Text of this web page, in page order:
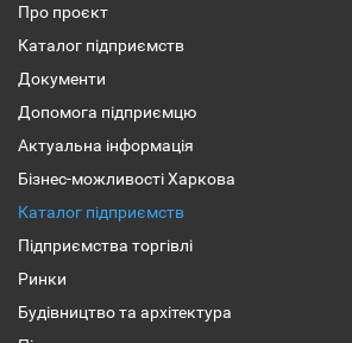
Про проєкт
Каталог підприємств
Документи
Допомога підприємцю
Актуальна інформація
Бізнес-можливості Харкова
Каталог підприємств
Підприємства торгівлі
Ринки
Будівництво та архітектура